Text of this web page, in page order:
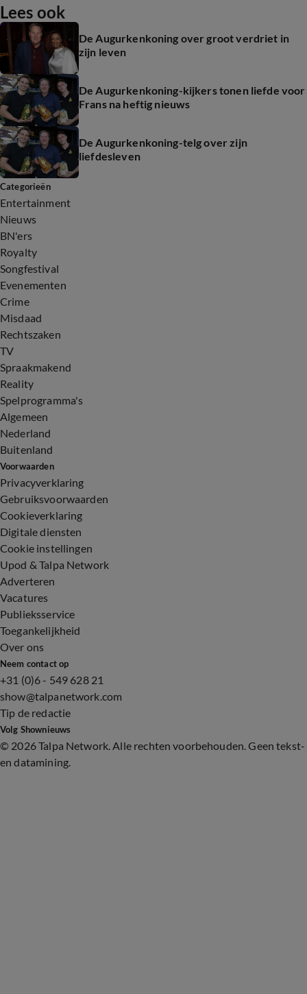
Lees ook
De Augurkenkoning over groot verdriet in
zijn leven
De Augurkenkoning-kijkers tonen liefde voor
Frans na heftig nieuws
De Augurkenkoning-telg over zijn
liefdesleven
Categorieën
Entertainment
Nieuws
BN'ers
Royalty
Songfestival
Evenementen
Crime
Misdaad
Rechtszaken
TV
Spraakmakend
Reality
Spelprogramma's
Algemeen
Nederland
Buitenland
Voorwaarden
Privacyverklaring
Gebruiksvoorwaarden
Cookieverklaring
Digitale diensten
Cookie instellingen
Upod & Talpa Network
Adverteren
Vacatures
Publieksservice
Toegankelijkheid
Over ons
Neem contact op
+31 (0)6 - 549 628 21
show@talpanetwork.com
Tip de redactie
Volg Shownieuws
© 2026 Talpa Network. Alle rechten voorbehouden. Geen tekst-
en datamining.